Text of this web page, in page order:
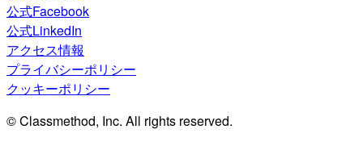
公式Facebook
公式LinkedIn
アクセス情報
プライバシーポリシー
クッキーポリシー
© Classmethod, Inc. All rights reserved.